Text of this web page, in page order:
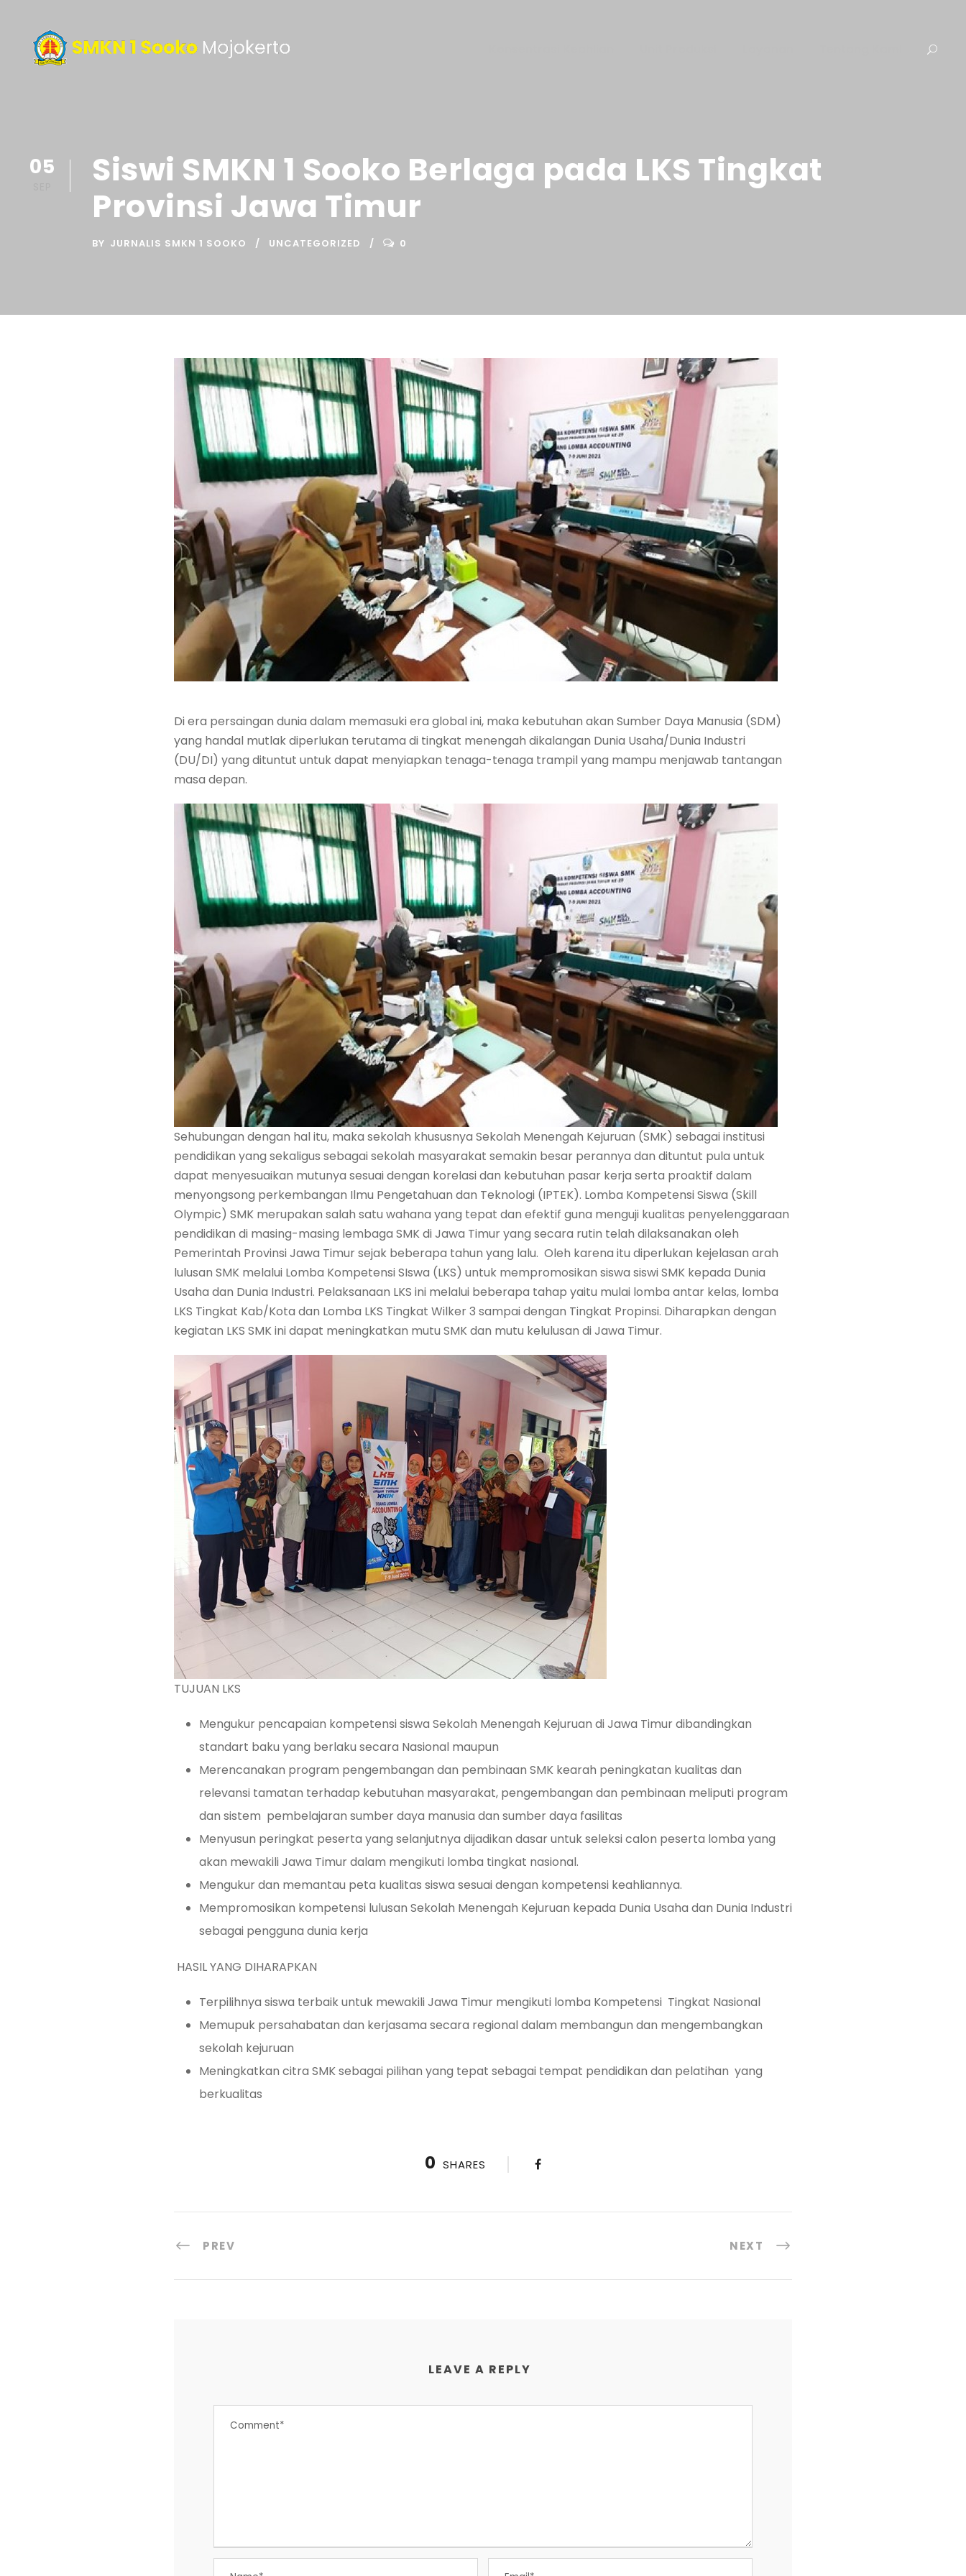
05
Siswi SMKN 1 Sooko Berlaga pada LKS Tingkat
Provinsi Jawa Timur
BY JURNALIS SMKN 1 SOOKO UNCATEGORIZED 0
Di era persaingan dunia dalam memasuki era global ini, maka kebutuhan akan Sumber Daya Manusia (SDM)
yang handal mutlak diperlukan terutama di tingkat menengah dikalangan Dunia Usaha/Dunia Industri
(DU/DI) yang dituntut untuk dapat menyiapkan tenaga-tenaga trampil yang mampu menjawab tantangan
masa depan.
Sehubungan dengan hal itu, maka sekolah khususnya Sekolah Menengah Kejuruan (SMK) sebagai institusi
pendidikan yang sekaligus sebagai sekolah masyarakat semakin besar perannya dan dituntut pula untuk
dapat menyesuaikan mutunya sesuai dengan korelasi dan kebutuhan pasar kerja serta proaktif dalam
menyongsong perkembangan Ilmu Pengetahuan dan Teknologi (IPTEK). Lomba Kompetensi Siswa (Skill
Olympic) SMK merupakan salah satu wahana yang tepat dan efektif guna menguji kualitas penyelenggaraan
pendidikan di masing-masing lembaga SMK di Jawa Timur yang secara rutin telah dilaksanakan oleh
Pemerintah Provinsi Jawa Timur sejak beberapa tahun yang lalu. Oleh karena itu diperlukan kejelasan arah
lulusan SMK melalui Lomba Kompetensi SIswa (LKS) untuk mempromosikan siswa siswi SMK kepada Dunia
Usaha dan Dunia Industri. Pelaksanaan LKS ini melalui beberapa tahap yaitu mulai lomba antar kelas, lomba
LKS Tingkat Kab/Kota dan Lomba LKS Tingkat Wilker 3 sampai dengan Tingkat Propinsi. Diharapkan dengan
kegiatan LKS SMK ini dapat meningkatkan mutu SMK dan mutu kelulusan di Jawa Timur.
TUJUAN LKS
Mengukur pencapaian kompetensi siswa Sekolah Menengah Kejuruan di Jawa Timur dibandingkan
standart baku yang berlaku secara Nasional maupun
Merencanakan program pengembangan dan pembinaan SMK kearah peningkatan kualitas dan
relevansi tamatan terhadap kebutuhan masyarakat, pengembangan dan pembinaan meliputi program
dan sistem pembelajaran sumber daya manusia dan sumber daya fasilitas
Menyusun peringkat peserta yang selanjutnya dijadikan dasar untuk seleksi calon peserta lomba yang
akan mewakili Jawa Timur dalam mengikuti lomba tingkat nasional.
Mengukur dan memantau peta kualitas siswa sesuai dengan kompetensi keahliannya.
Mempromosikan kompetensi lulusan Sekolah Menengah Kejuruan kepada Dunia Usaha dan Dunia Industri
sebagai pengguna dunia kerja
HASIL YANG DIHARAPKAN
Terpilihnya siswa terbaik untuk mewakili Jawa Timur mengikuti lomba Kompetensi Tingkat Nasional
Memupuk persahabatan dan kerjasama secara regional dalam membangun dan mengembangkan
sekolah kejuruan
Meningkatkan citra SMK sebagai pilihan yang tepat sebagai tempat pendidikan dan pelatihan yang
berkualitas
0 SHARES
PREV NEXT
LEAVE A REPLY